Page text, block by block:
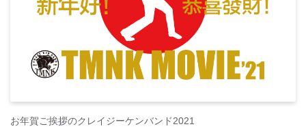
お年賀ご挨拶のクレイジーケンバンド2021